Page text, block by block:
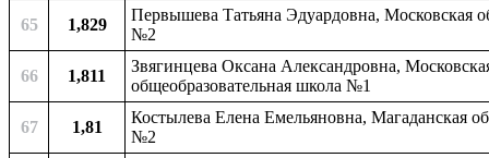
65 1,829
Первышева Татьяна Эдуардовна, Московская
№2
66 1,811
Звягинцева Оксана Александровна,
общеобразовательная школа №1
67 1,81
Костылева Елена Емельяновна, Магаданская
№2